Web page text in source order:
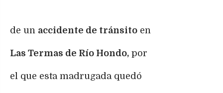
de un accidente de tránsito en
Las Termas de Río Hondo, por
el que esta madrugada quedó